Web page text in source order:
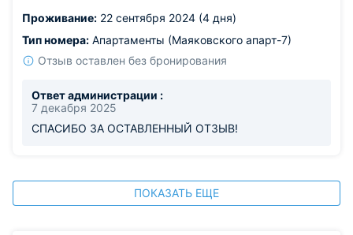
Проживание: 22 сентября 2024 (4 дня)
Тип номера: Апартаменты (Маяковского апарт-7)
Отзыв оставлен без бронирования
Ответ администрации :
7 декабря 2025
СПАСИБО ЗА ОСТАВЛЕННЫЙ ОТЗЫВ!
ПОКАЗАТЬ ЕЩЕ